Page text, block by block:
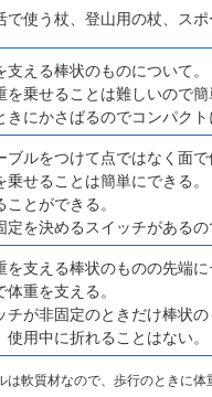
で使う杖、登山用の杖、ス
支える棒状のものについて。
を乗せることは難しいので簡
きにかさばるのでコンパクト
ブルをつけて点ではなく面
せることは簡単にできる。
ことができる。
を決めるスイッチがあるの
を支える棒状のものの先端
重を支える。
チが非固定のときだけ棒状の
用中に折れることはない。
は軟質材なので、歩行のときに